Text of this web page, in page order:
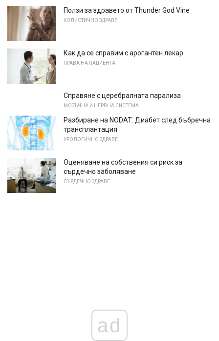
Ползи за здравето от Thunder God Vine
ХОЛИСТИЧНО ЗДРАВЕ
Как да се справим с арогантен лекар
ПРАВА НА ПАЦИЕНТА
Справяне с церебралната парализа
МОЗЪЧНА И НЕРВНА СИСТЕМА
Разбиране на NODAT: Диабет след бъбречна
трансплантация
УРОЛОГИЧНО ЗДРАВЕ
Оценяване на собствения си риск за
сърдечно заболяване
СЪРДЕЧНО ЗДРАВЕ
ad